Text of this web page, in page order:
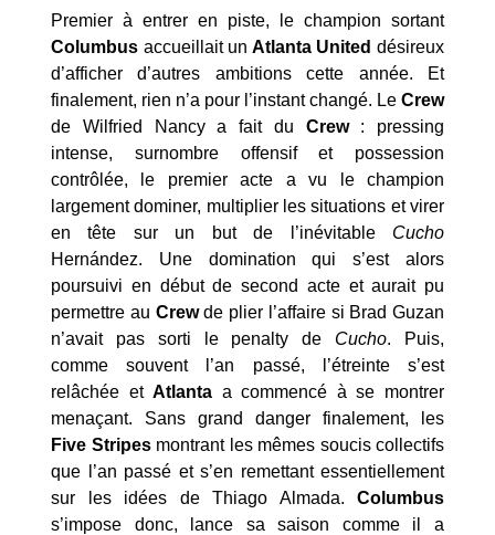
Premier à entrer en piste, le champion sortant
Columbus accueillait un Atlanta Uniteddésireux
d’afficher d’autres ambitions cette année. Et
finalement, rien n’a pour l’instant changé. Le Crew
de Wilfried Nancy a fait du Crew: pressing
intense, surnombre offensif et possession
contrôlée, le premier acte a vu le champion
largement dominer, multiplier les situations et virer
en tête sur un but de l’inévitable Cucho
Hernández. Une domination qui s’est alors
poursuivi en début de second acte et aurait pu
permettre au Crewde plier l’affaire si Brad Guzan
n’avait pas sorti le penalty de Cucho. Puis,
comme souvent l’an passé, l’étreinte s’est
relâchée etAtlanta a commencé à se montrer
menaçant. Sans grand danger finalement, les
Five Stripes montrant les mêmes soucis collectifs
que l’an passé et s’en remettant essentiellement
sur les idées de Thiago Almada. Columbus
s’impose donc, lance sa saison comme il a